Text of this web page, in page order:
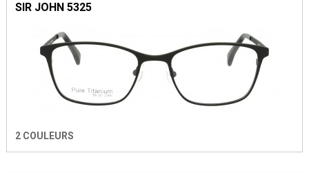
SIR JOHN 5325
2 COULEURS